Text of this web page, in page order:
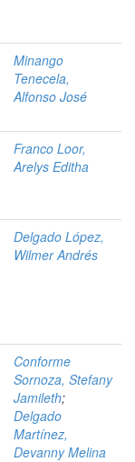
Minango
Tenecela,
Alfonso José
Franco Loor,
Arelys Editha
Delgado López,
Wilmer Andrés
Conforme
Sornoza, Stefany
Jamileth;
Delgado
Martínez,
Devanny Melina